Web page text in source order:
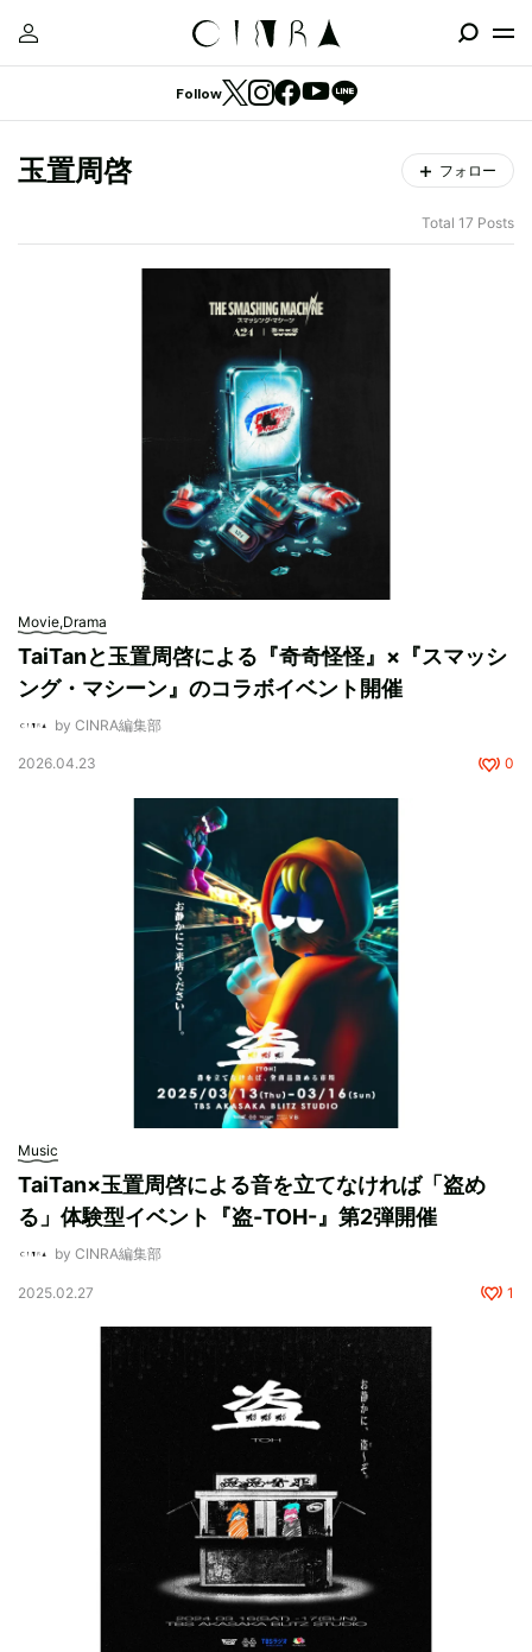
Follow
玉置周啓 フォロー
Total 17 Posts
Movie,Drama
TaiTanと玉置周啓による『奇奇怪怪』×『スマッシ
ング・マシーン』のコラボイベント開催
by CINRA編集部
2026.04.23 0
Music
TaiTan×玉置周啓による音を立てなければ「盗め
る」体験型イベント『盗-TOH-』第2弾開催
by CINRA編集部
2025.02.27 1